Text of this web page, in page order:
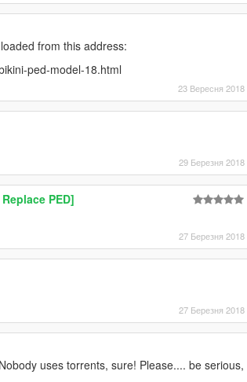
from this address:
ped-model-18.html
23 Вересня 2018
29 Березня 2018
PED]
27 Березня 2018
27 Березня 2018
uses torrents, sure! Please.... be serious,